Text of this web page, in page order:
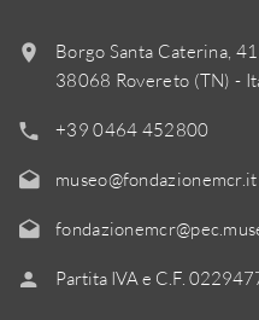
Borgo Santa Caterina, 41
38068 Rovereto (TN) -
+39 0464 452800
museo@fondazionemcr.it
Partita IVA e C.F.